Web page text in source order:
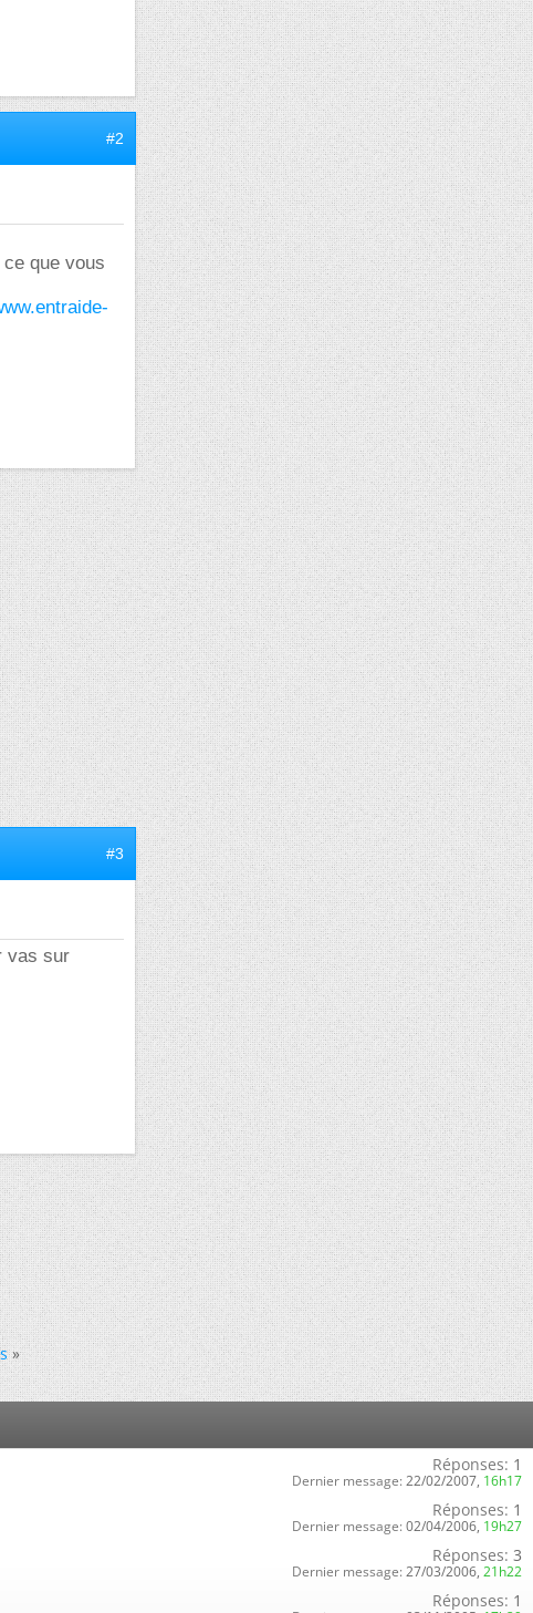
#2
que vous
#3
vas sur
»
Réponses: 1
Dernier message: 22/02/2007, 16h17
Réponses: 1
Dernier message: 02/04/2006, 19h27
Réponses: 3
Dernier message: 27/03/2006, 21h22
Réponses: 1